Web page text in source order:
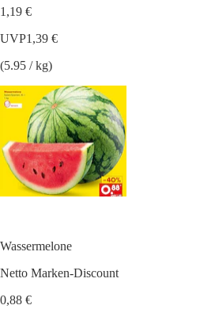
1,19 €
UVP1,39 €
(5.95 / kg)
Wassermelone
Netto Marken-Discount
0,88 €